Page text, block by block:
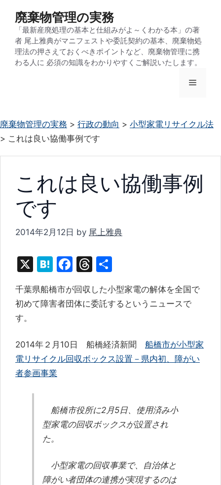
ッ
プ
廃棄物管理の実務
「最新産廃処理の基本と仕組みがよ～くわかる本」の著
者 尾上雅典がマニフェストや委託契約の基本、廃棄物処
理法の押さえておくべきポイントなど、廃棄物管理に携
わる人に 必須の知識をわかりやすくご解説いたします。
メ
廃棄物管理の実務 > 行政の動向 > 小型家電リサイクル法
> これは良い協働事例です
これは良い協働事例
です
2014年2月12日 by 尾上雅典
X
H
e
n
F
c
e
o
o
T
e
a
s
千葉県船橋市が回収した小型家電の解体を全国で
初めて障害者団体に委託するというニュースで
す。
2014年２月10日 船橋経済新聞 船橋市が小型家
電リサイクル回収ボックス設置－県内初、障がい
者参画事業
船橋市役所に2月5日、使用済み小
型家電の回収ボックスが設置され
た。
小型家電の回収事業で、自治体と
障がい者団体の連携が実現するのは